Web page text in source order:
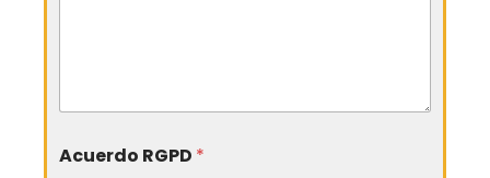
Acuerdo RGPD *